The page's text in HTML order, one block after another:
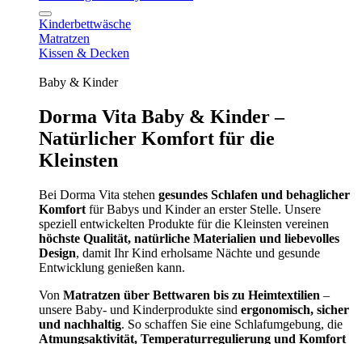
Kinderbettwäsche
Matratzen
Kissen & Decken
Baby & Kinder
Dorma Vita Baby & Kinder –
Natürlicher Komfort für die
Kleinsten
Bei Dorma Vita stehen gesundes Schlafen und behaglicher
Komfort für Babys und Kinder an erster Stelle. Unsere
speziell entwickelten Produkte für die Kleinsten vereinen
höchste Qualität, natürliche Materialien und liebevolles
Design, damit Ihr Kind erholsame Nächte und gesunde
Entwicklung genießen kann.
Von Matratzen über Bettwaren bis zu Heimtextilien –
unsere Baby- und Kinderprodukte sind ergonomisch, sicher
und nachhaltig. So schaffen Sie eine Schlafumgebung, die
Atmungsaktivität, Temperaturregulierung und Komfort